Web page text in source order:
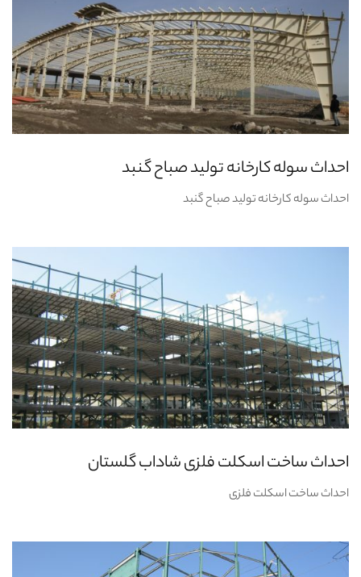
احداث سوله کارخانه تولید صباح گنبد
احداث سوله کارخانه تولید صباح گنبد
احداث ساخت اسکلت فلزی شاداب گلستان
احداث ساخت اسکلت فلزی